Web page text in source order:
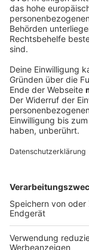
Details
Alle Farben &
Anzeige
Anzeige